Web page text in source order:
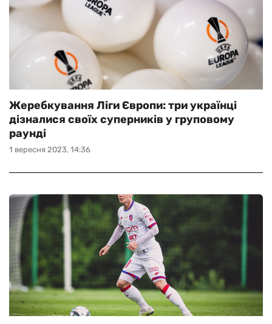
1 вересня 2023, 14:36
Жеребкування Ліги Європи: три українці
дізналися своїх суперників у груповому
раунді